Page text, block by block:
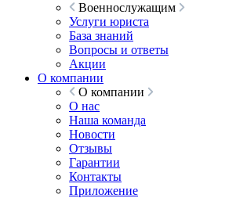
Военнослужащим
Услуги юриста
База знаний
Вопросы и ответы
Акции
О компании
О компании
О нас
Наша команда
Новости
Отзывы
Гарантии
Контакты
Приложение